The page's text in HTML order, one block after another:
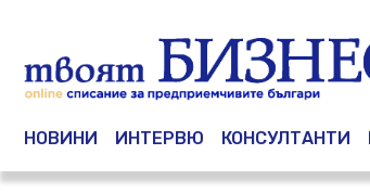
Main navigation
НОВИНИ ИНТЕРВЮ КОНСУЛТАНТИ